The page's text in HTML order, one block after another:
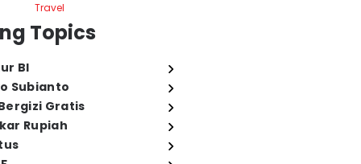
Travel
Topics
BI
Subianto
Gratis
Rupiah